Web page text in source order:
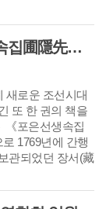
가 지원, 문화관
, 해외 교류 확대
제로 제시하며
한민국 전통공예
속했다. [편집자
[영천문화유산 재발견] 『포은선생속집圃隱先生續集』은 우리나라에 왜 2책 밖에 없을까?
새로운 조선시대
또 한 권의 책을
《포은선생속집
1769년에 간행
관되었던 장서(藏
편차하고, 정관
시문을 증보하